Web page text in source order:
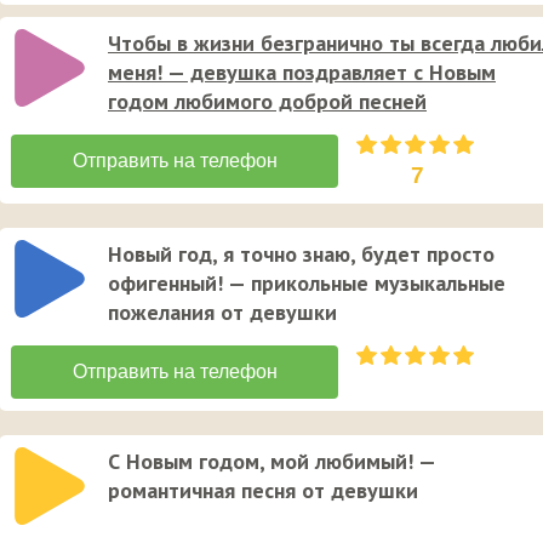
Чтобы в жизни безгранично ты всегда
меня! — девушка поздравляет с Новым
годом любимого доброй песней
7
Новый год, я точно знаю, будет просто
офигенный! — прикольные музыкальные
пожелания от девушки
С Новым годом, мой любимый! —
романтичная песня от девушки